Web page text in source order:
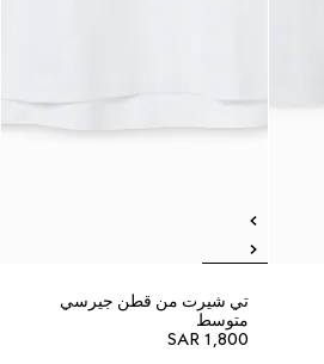
تي شيرت من قطن جيرسي
متوسط
SAR 1,800